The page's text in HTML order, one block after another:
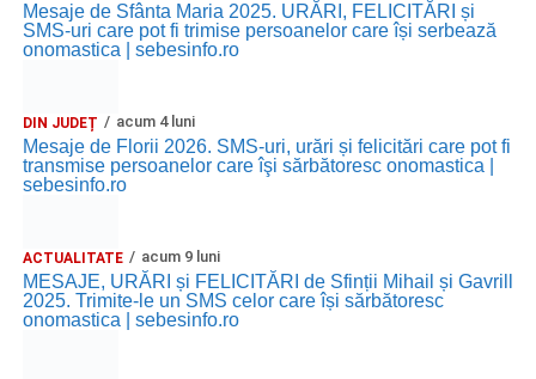
Mesaje de Sfânta Maria 2025. URĂRI, FELICITĂRI și
SMS-uri care pot fi trimise persoanelor care își serbează
onomastica | sebesinfo.ro
DIN JUDEȚ acum 4 luni
Mesaje de Florii 2026. SMS-uri, urări și felicitări care pot fi
transmise persoanelor care îşi sărbătoresc onomastica |
sebesinfo.ro
ACTUALITATE acum 9 luni
MESAJE, URĂRI și FELICITĂRI de Sfinții Mihail și Gavrill
2025. Trimite-le un SMS celor care își sărbătoresc
onomastica | sebesinfo.ro